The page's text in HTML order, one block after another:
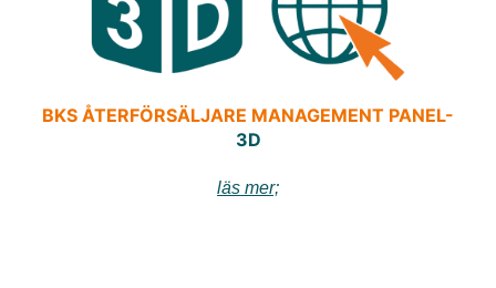
BKS ÅTERFÖRSÄLJARE MANAGEMENT PANEL-
3D
läs mer;